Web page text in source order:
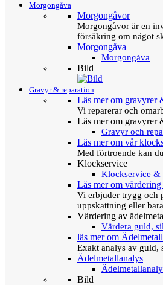
Morgongåva
Morgongåvor
Morgongåvor är en
försäkring om något
Morgongåva
Morgongåva
Bild
Gravyr & reparation
Läs mer om gravyrer
Vi reparerar och
Läs mer om gravyrer
Gravyr och
Läs mer om vår
Med förtroende kan
Klockservice
Klockservice &
Läs mer om
Vi erbjuder trygg och
uppskattning eller
Värdering av
Värdera guld,
läs mer om
Exakt analys av guld,
Ädelmetallanalys
Bild